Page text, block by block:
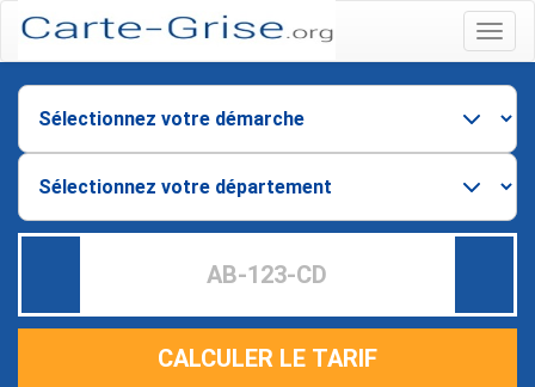
Menu
CALCULER LE TARIF